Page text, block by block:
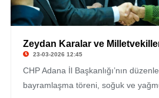
Zeydan Karalar ve
23-03-2026 12:45
CHP Adana İl Başkanlığı’nın
bayramlaşma töreni, soğuk ve